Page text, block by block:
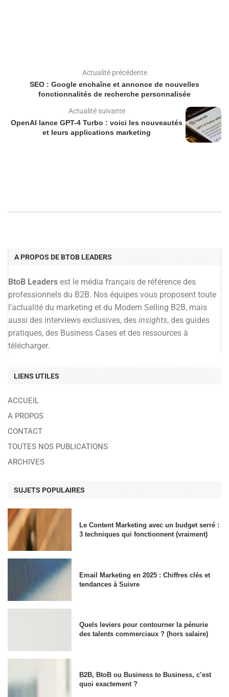
Actualité précédente
SEO : Google enchaîne et annonce de nouvelles
fonctionnalités de recherche personnalisée
Actualité suivante
OpenAI lance GPT-4 Turbo : voici les nouveautés
et leurs applications marketing
A PROPOS DE BTOB LEADERS
BtoB Leaders est le média français de référence des
professionnels du B2B. Nos équipes vous proposent toute
l’actualité du marketing et du Modern Selling B2B, mais
aussi des interviews exclusives, des insights, des guides
pratiques, des Business Cases et des ressources à
télécharger.
LIENS UTILES
ACCUEIL
A PROPOS
CONTACT
TOUTES NOS PUBLICATIONS
ARCHIVES
SUJETS POPULAIRES
Le Content Marketing avec un budget serré :
3 techniques qui fonctionnent (vraiment)
Email Marketing en 2025 : Chiffres clés et
tendances à Suivre
Quels leviers pour contourner la pénurie
des talents commerciaux ? (hors salaire)
B2B, BtoB ou Business to Business, c’est
quoi exactement ?